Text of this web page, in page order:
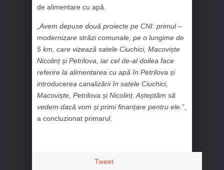
de alimentare cu apă.
Avem depuse două proiecte pe CNI: primul –
modernizare străzi comunale, pe o lungime de
5 km, care vizează satele Ciuchici, Macoviște
Nicolinț și Petrilova, iar cel de-al doilea face
referire la alimentarea cu apă în Petrilova și
introducerea canalizării în satele Ciuchici,
Macoviște, Petrilova și Nicolinț. Așteptăm să
vedem dacă vom și primi finanțare pentru ele. ”,
a concluzionat primarul.
Tweet